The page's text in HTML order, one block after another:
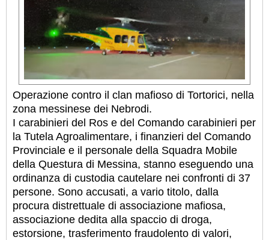
Operazione contro il clan mafioso di Tortorici, nella
zona messinese dei Nebrodi.
I carabinieri del Ros e del Comando carabinieri per
la Tutela Agroalimentare, i finanzieri del Comando
Provinciale e il personale della Squadra Mobile
della Questura di Messina, stanno eseguendo una
ordinanza di custodia cautelare nei confronti di 37
persone. Sono accusati, a vario titolo, dalla
procura distrettuale di associazione mafiosa,
associazione dedita alla spaccio di droga,
estorsione, trasferimento fraudolento di valori,